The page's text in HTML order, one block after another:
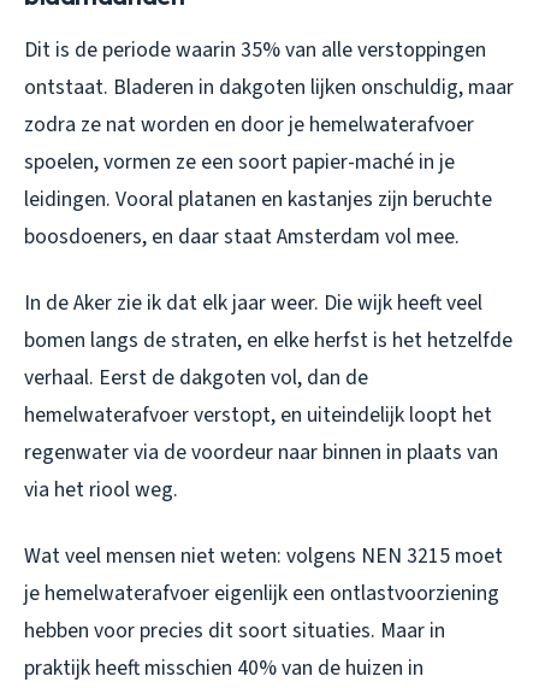
Dit is de periode waarin 35% van alle verstoppingen
ontstaat. Bladeren in dakgoten lijken onschuldig, maar
zodra ze nat worden en door je hemelwaterafvoer
spoelen, vormen ze een soort papier-maché in je
leidingen. Vooral platanen en kastanjes zijn beruchte
boosdoeners, en daar staat Amsterdam vol mee.
In de Aker zie ik dat elk jaar weer. Die wijk heeft veel
bomen langs de straten, en elke herfst is het hetzelfde
verhaal. Eerst de dakgoten vol, dan de
hemelwaterafvoer verstopt, en uiteindelijk loopt het
regenwater via de voordeur naar binnen in plaats van
via het riool weg.
Wat veel mensen niet weten: volgens NEN 3215 moet
je hemelwaterafvoer eigenlijk een ontlastvoorziening
hebben voor precies dit soort situaties. Maar in
praktijk heeft misschien 40% van de huizen in